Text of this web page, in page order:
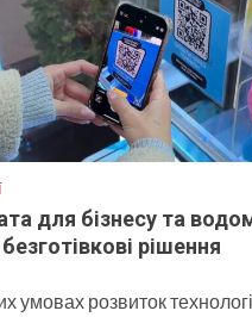
для бізнесу та
рішення
умовах розвиток